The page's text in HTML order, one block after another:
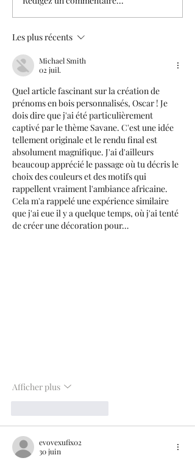
naissance personnalisé et durable
Les plus récents
Michael Smith
02 juil.
Quel article fascinant sur la création de
prénoms en bois personnalisés, Oscar ! Je
dois dire que j'ai été particulièrement
captivé par le thème Savane. C'est une idée
tellement originale et le rendu final est
absolument magnifique. J'ai d'ailleurs
beaucoup apprécié le passage où tu décris le
choix des couleurs et des motifs qui
rappellent vraiment l'ambiance africaine.
Cela m'a rappelé une expérience similaire
que j'ai eue il y a quelque temps, où j'ai tenté
de créer une décoration pour…
Afficher plus
evovexufix02
30 juin